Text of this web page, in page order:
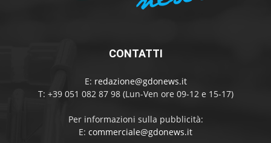
CONTATTI
E: redazione@gdonews.it
T: +39 051 082 87 98 (Lun-Ven ore 09-12 e 15-17)
Per informazioni sulla pubblicità:
E: commerciale@gdonews.it